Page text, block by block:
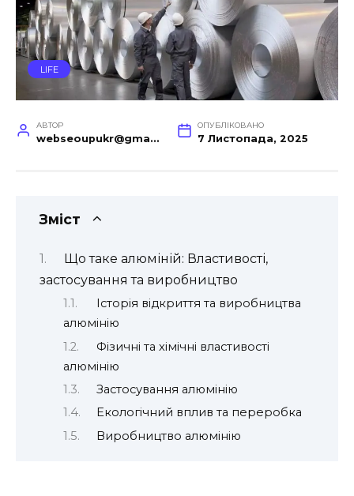
LIFE
АВТОР
webseoupukr@gmail.com
ОПУБЛІКОВАНО
7 Листопада, 2025
Зміст
Що таке алюміній: Властивості,
застосування та виробництво
Історія відкриття та виробництва
алюмінію
Фізичні та хімічні властивості
алюмінію
Застосування алюмінію
Екологічний вплив та переробка
Виробництво алюмінію